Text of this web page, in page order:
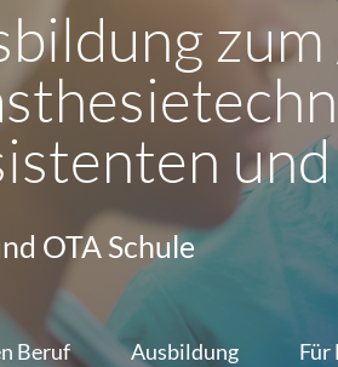
OTA Schule
Beruf Ausbildung Für